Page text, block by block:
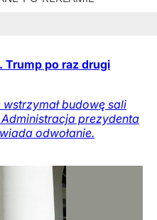
Trump po raz drugi
budowę sali
prezydenta
odwołanie.